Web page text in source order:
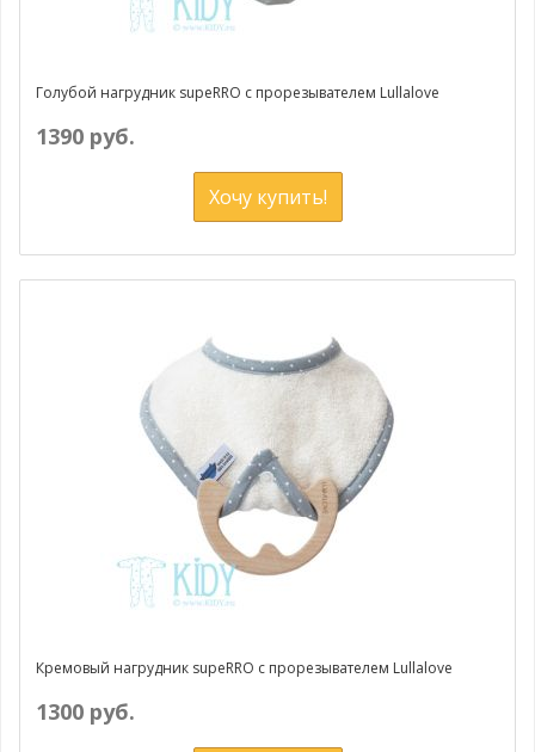
Голубой нагрудник supeRRO с прорезывателем Lullalove
1390 руб.
Хочу купить!
Кремовый нагрудник supeRRO с прорезывателем Lullalove
1300 руб.